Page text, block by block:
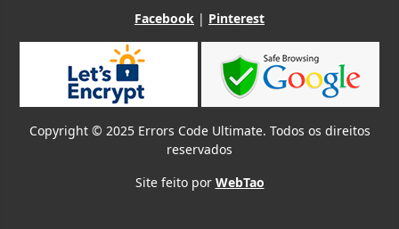
Facebook | Pinterest
Copyright © 2025 Errors Code Ultimate. Todos os direitos
reservados
Site feito por WebTao